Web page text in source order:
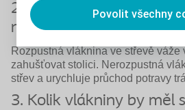
Povolit všechny
2. Jaký je rozdíl mezi
nerozpustnou
Rozpustná vláknina ve střevě váže
zahušťovat stolici. Nerozpustná
střev a urychluje průchod potravy
3. Kolik vlákniny by měl